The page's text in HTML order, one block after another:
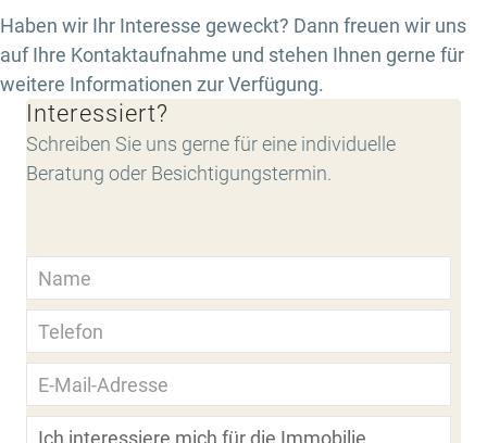
Haben wir Ihr Interesse geweckt? Dann freuen wir uns
auf Ihre Kontaktaufnahme und stehen Ihnen gerne für
weitere Informationen zur Verfügung.
Interessiert?
Schreiben Sie uns gerne für eine individuelle
Beratung oder Besichtigungstermin.